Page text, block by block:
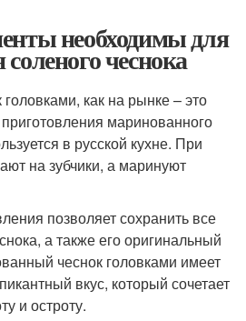
необходимы для
чеснока
как на рынке – это
маринованного
в русской кухне. При
на зубчики, а маринуют
позволяет сохранить все
а также его оригинальный
чеснок головками имеет
вкус, который сочетает
и остроту.